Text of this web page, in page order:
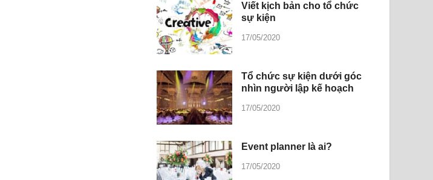
Viết kịch bản cho tổ chức
sự kiện
17/05/2020
Tổ chức sự kiện dưới góc
nhìn người lập kế hoạch
17/05/2020
Event planner là ai?
17/05/2020